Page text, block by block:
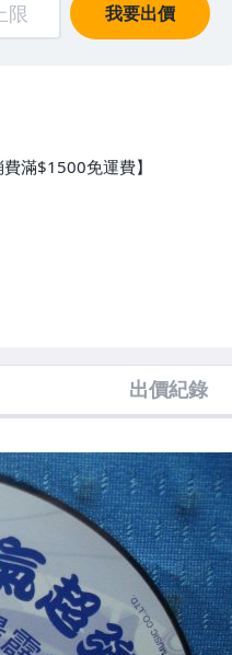
我要出價
滿$1500免運費】
出價紀錄